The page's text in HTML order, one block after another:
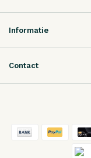
Informatie
Contact